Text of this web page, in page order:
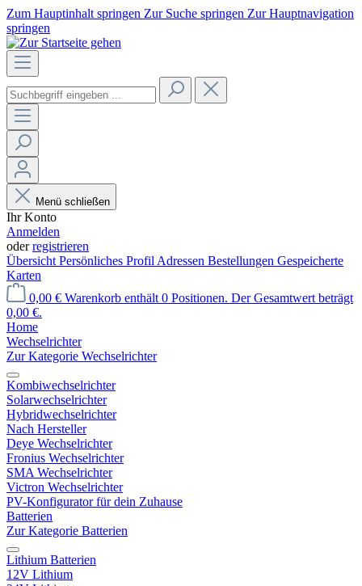
Zum Hauptinhalt springen Zur Suche springen Zur Hauptnavigation
springen
Menü schließen
Ihr Konto
Anmelden
oderregistrieren
Übersicht Persönliches Profil Adressen Bestellungen Gespeicherte
Karten
0,00 € Warenkorb enthält 0 Positionen. Der Gesamtwert beträgt
0,00 €.
Home
Wechselrichter
Zur Kategorie Wechselrichter
Kombiwechselrichter
Solarwechselrichter
Hybridwechselrichter
Nach Hersteller
Deye Wechselrichter
Fronius Wechselrichter
SMA Wechselrichter
Victron Wechselrichter
PV-Konfigurator für dein Zuhause
Batterien
Zur Kategorie Batterien
Lithium Batterien
12V Lithium